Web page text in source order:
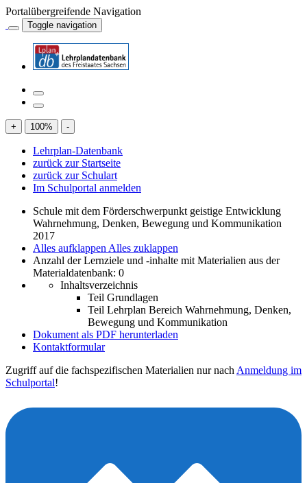
Portalübergreifende Navigation
Toggle navigation
+ 100% -
Lehrplan-Datenbank
zurück zur Startseite
zurück zur Schulart
Im Schulportal anmelden
Schule mit dem Förderschwerpunkt geistige Entwicklung
Wahrnehmung, Denken, Bewegung und Kommunikation
2017
Alles aufklappen Alles zuklappen
Anzahl der Lernziele und -inhalte mit Materialien aus der
Materialdatenbank: 0
Inhaltsverzeichnis
Teil Grundlagen
Teil Lehrplan Bereich Wahrnehmung, Denken,
Bewegung und Kommunikation
Dokument als PDF herunterladen
Kontaktformular
Zugriff auf die fachspezifischen Materialien nur nach Anmeldung im
Schulportal!